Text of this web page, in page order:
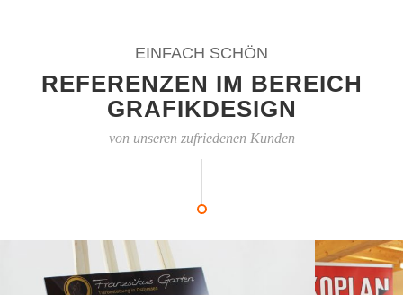
EINFACH SCHÖN
REFERENZEN IM BEREICH
GRAFIKDESIGN
von unseren zufriedenen Kunden